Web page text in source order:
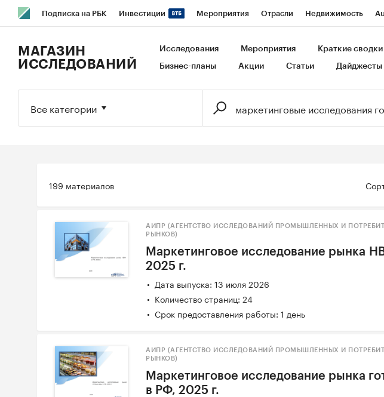
Подписка на РБК Инвестиции Мероприятия Отрасли Недвижимость
Исследования Кредитные рейтинги Франшизы Газета Спецпроекты СПб
МАГАЗИН
ИССЛЕДОВАНИЙ
Исследования Мероприятия Краткие сводки
Бизнес-планы Акции Статьи Дайджесты
Все категории
199 материалов
АИПР (АГЕНТСТВО ИССЛЕДОВАНИЙ ПРОМЫШЛЕННЫХ И
РЫНКОВ)
Маркетинговое исследование рынка
2025 г.
Дата выпуска: 13 июля 2026
Количество страниц: 24
Срок предоставления работы: 1 день
АИПР (АГЕНТСТВО ИССЛЕДОВАНИЙ ПРОМЫШЛЕННЫХ И
РЫНКОВ)
Маркетинговое исследование рынка
в РФ, 2025 г.